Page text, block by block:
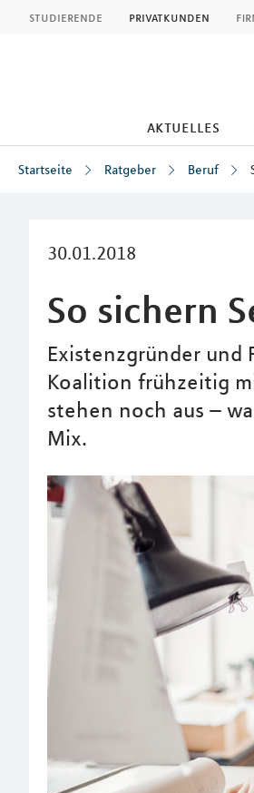
studierende privatkunden
aktuelles
Startseite Ratgeber Beruf
30.01.2018
So sichern
Existenzgründer und
Koalition frühzeitig
stehen noch aus –
Mix.